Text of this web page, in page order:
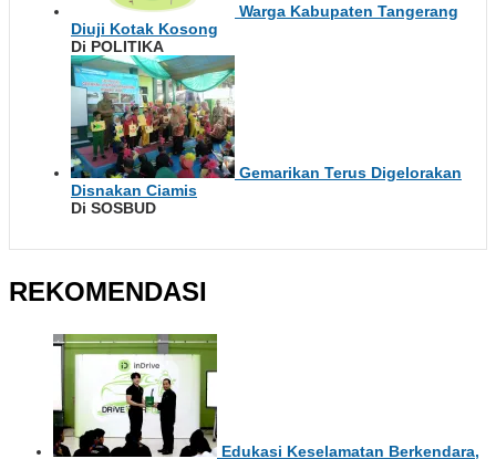
Warga Kabupaten Tangerang
Diuji Kotak Kosong
Di POLITIKA
Gemarikan Terus Digelorakan
Disnakan Ciamis
Di SOSBUD
REKOMENDASI
Edukasi Keselamatan Berkendara,